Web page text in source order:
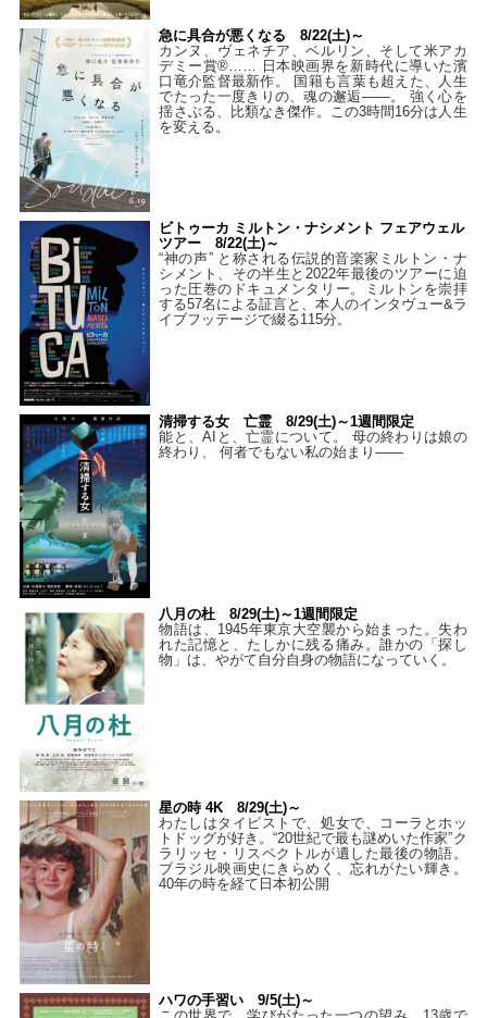
急に具合が悪くなる 8/22(土)～
カンヌ、ヴェネチア、ベルリン、そして米アカ
デミー賞®…… 日本映画界を新時代に導いた濱
口竜介監督最新作。 国籍も言葉も超えた、人生
でたった一度きりの、魂の邂逅――。 強く心を
揺さぶる、比類なき傑作。この3時間16分は人生
を変える。
ビトゥーカ ミルトン・ナシメント フェアウェル
ツアー 8/22(土)～
“神の声” と称される伝説的音楽家ミルトン・ナ
シメント、その半生と2022年最後のツアーに迫
った圧巻のドキュメンタリー。ミルトンを崇拝
する57名による証言と、本人のインタヴュー&ラ
イブフッテージで綴る115分。
清掃する女 亡霊 8/29(土)～1週間限定
能と、AIと、亡霊について。 母の終わりは娘の
終わり、 何者でもない私の始まり――
八月の杜 8/29(土)～1週間限定
物語は、1945年東京大空襲から始まった。失わ
れた記憶と、たしかに残る痛み。誰かの「探し
物」は、やがて自分自身の物語になっていく。
星の時 4K 8/29(土)～
わたしはタイピストで、処⼥で、コーラとホッ
トドッグが好き。“20世紀で最も謎めいた作家”ク
ラリッセ・リスペクトルが遺した最後の物語。
ブラジル映画史にきらめく、忘れがたい輝き。
40年の時を経て⽇本初公開
ハワの手習い 9/5(土)～